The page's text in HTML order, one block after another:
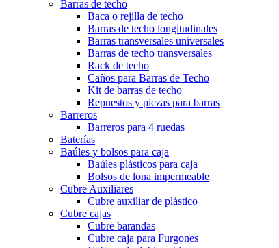
Barras de techo
Baca o rejilla de techo
Barras de techo longitudinales
Barras transversales universales
Barras de techo transversales
Rack de techo
Caños para Barras de Techo
Kit de barras de techo
Repuestos y piezas para barras
Barreros
Barreros para 4 ruedas
Baterías
Baúles y bolsos para caja
Baúles plásticos para caja
Bolsos de lona impermeable
Cubre Auxiliares
Cubre auxiliar de plástico
Cubre cajas
Cubre barandas
Cubre caja para Furgones